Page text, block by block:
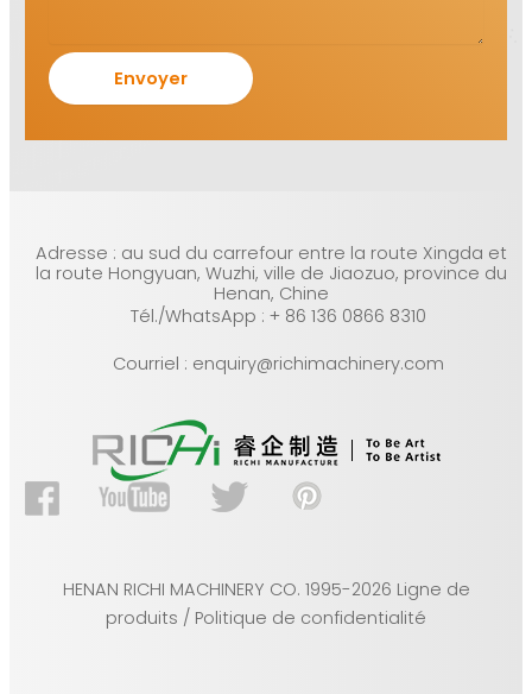
Adresse : au sud du carrefour entre la route Xingda et
la route Hongyuan, Wuzhi, ville de Jiaozuo, province du
Henan, Chine
Tél./WhatsApp : + 86 136 0866 8310
Courriel : enquiry@richimachinery.com
HENAN RICHI MACHINERY CO. 1995-2026 Ligne de
produits / Politique de confidentialité